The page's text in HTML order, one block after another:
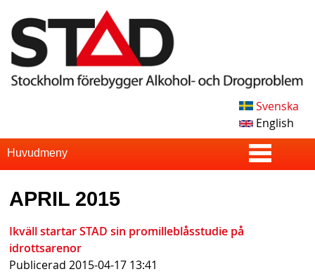
Skip
to
main
content
T
Svenska
English
S
u
p
Huvudmeny
APRIL 2015
Ikväll startar STAD sin promilleblåsstudie på
idrottsarenor
Publicerad2015-04-17 13:41